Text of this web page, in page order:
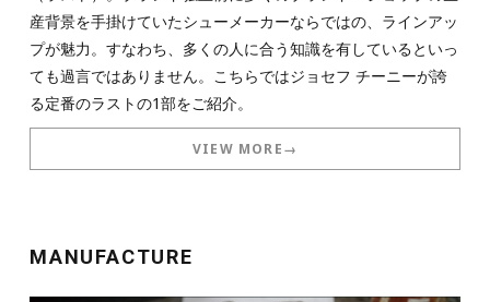
産背景を手掛けていたシューメーカーならではの、ラインアッ
プが魅力。すなわち、多くの人に合う知識を有しているといっ
ても過言ではありません。こちらではジョセフ チーニーが誇
る定番のラストの1部をご紹介。
VIEW MORE→
MANUFACTURE